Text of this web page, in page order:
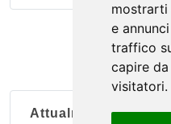
mostrarti
e
traffico
capire
visitatori.
Attualmente